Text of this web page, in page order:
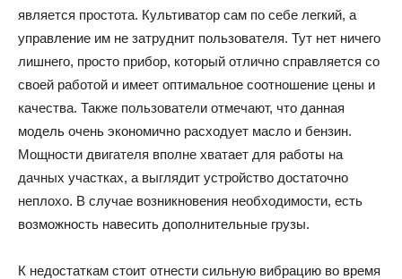
является простота. Культиватор сам по себе легкий, а
управление им не затруднит пользователя. Тут нет ничего
лишнего, просто прибор, который отлично справляется со
своей работой и имеет оптимальное соотношение цены и
качества. Также пользователи отмечают, что данная
модель очень экономично расходует масло и бензин.
Мощности двигателя вполне хватает для работы на
дачных участках, а выглядит устройство достаточно
неплохо. В случае возникновения необходимости, есть
возможность навесить дополнительные грузы.
К недостаткам стоит отнести сильную вибрацию во время